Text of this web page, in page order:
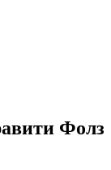
Фолз